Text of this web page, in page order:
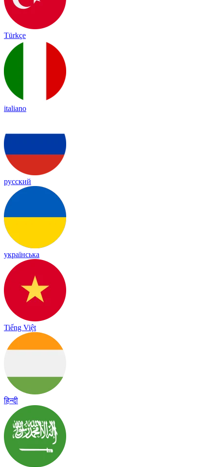
Türkçe
italiano
русский
українська
Tiếng Việt
हिन्दी